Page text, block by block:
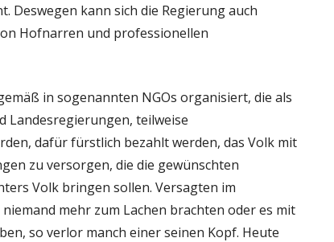
Deswegen kann sich die Regierung auch
Hofnarren und professionellen
in sogenannten NGOs organisiert, die als
Landesregierungen, teilweise
dafür fürstlich bezahlt werden, das Volk mit
zu versorgen, die die gewünschten
Volk bringen sollen. Versagten im
mehr zum Lachen brachten oder es mit
so verlor manch einer seinen Kopf. Heute